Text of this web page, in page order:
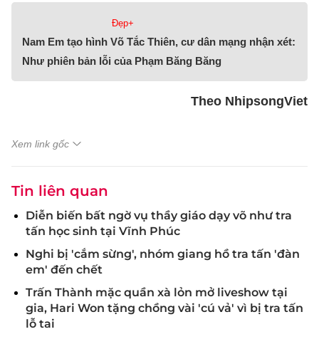
Đẹp+
Nam Em tạo hình Võ Tắc Thiên, cư dân mạng nhận xét:
Như phiên bản lỗi của Phạm Băng Băng
Theo NhipsongViet
Xem link gốc
Tin liên quan
Diễn biến bất ngờ vụ thầy giáo dạy võ như tra
tấn học sinh tại Vĩnh Phúc
Nghi bị 'cắm sừng', nhóm giang hồ tra tấn 'đàn
em' đến chết
Trấn Thành mặc quần xà lỏn mở liveshow tại
gia, Hari Won tặng chồng vài 'cú vả' vì bị tra tấn
lỗ tai